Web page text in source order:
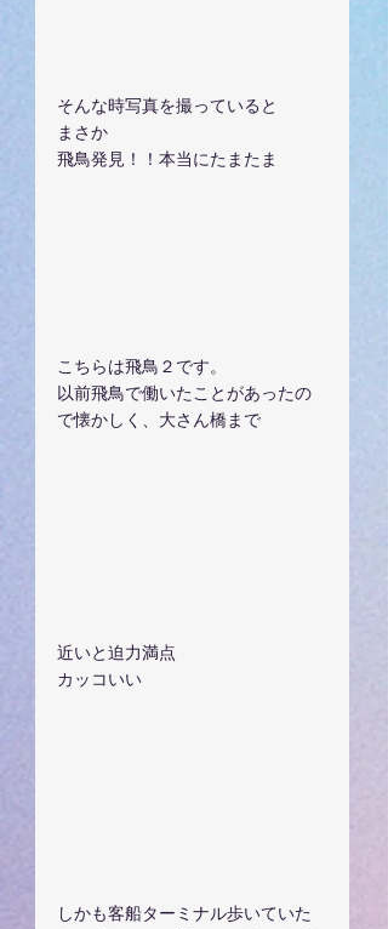
そんな時写真を撮っていると
まさか
飛鳥発見！！本当にたまたま
こちらは飛鳥２です。
以前飛鳥で働いたことがあったの
で懐かしく、大さん橋まで
近いと迫力満点
カッコいい
しかも客船ターミナル歩いていた